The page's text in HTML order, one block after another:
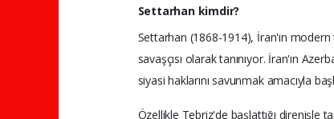
Settarhan kimdir?
Settarhan (1868-1914), İran'ın
savaşçısı olarak tanınıyor. İran'ın
siyasi haklarını savunmak amacıyla
Özellikle Tebriz'de başlattığı direnişle